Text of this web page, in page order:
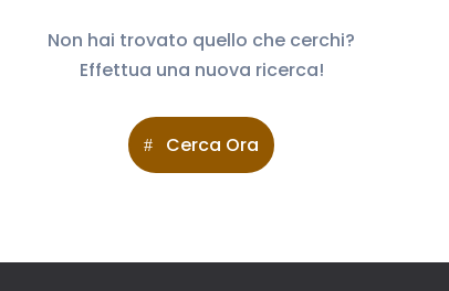
Non hai trovato quello che cerchi?
Effettua una nuova ricerca!
Cerca Ora